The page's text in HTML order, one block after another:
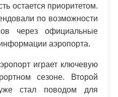
остается приоритетом.
по возможности
через официальные
аэропорта.
играет ключевую
сезоне. Второй
стал поводом для